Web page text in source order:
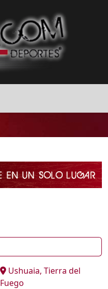
Ushuaia, Tierra del
Fuego